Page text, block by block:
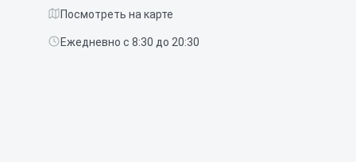
Посмотреть на карте
Ежедневно с 8:30 до 20:30